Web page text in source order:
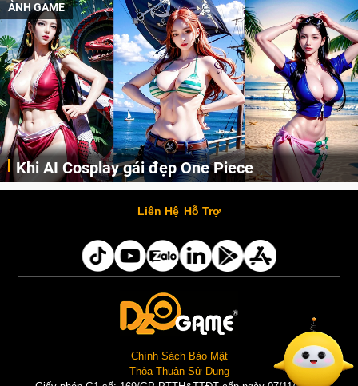
ẢNH GAME
Khi AI Cosplay gái đẹp One Piece
Những cô nàng nóng bỏng Boa Hancock, Nico Robin, Nami, Yamato hay Perona được AI vẽ lại dưới hình thức Cosplay cực kỳ chuẩn chỉnh.
Liên Hệ Hỗ Trợ
Chính Sách Bảo Mật
Thỏa Thuận Sử Dụng